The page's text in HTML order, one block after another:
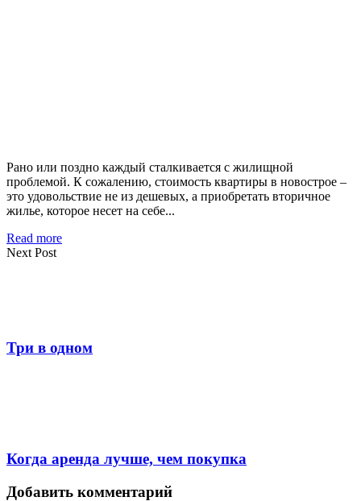
Рано или поздно каждый сталкивается с жилищной
проблемой. К сожалению, стоимость квартиры в новострое –
это удовольствие не из дешевых, а приобретать вторичное
жилье, которое несет на себе...
Read more
Next Post
Три в одном
Когда аренда лучше, чем покупка
Добавить комментарий